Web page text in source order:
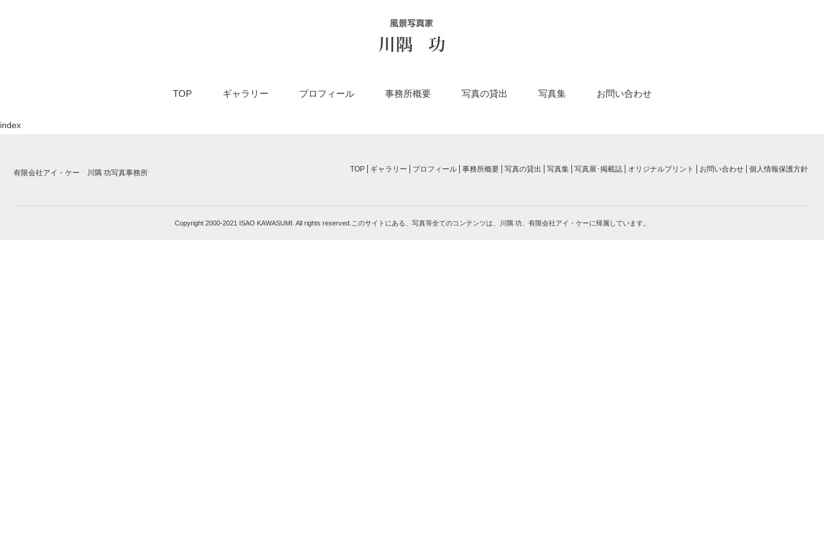
TOP ギャラリー プロフィール 事務所概要 写真の貸出 写真集 お問い合わせ
index
有限会社アイ・ケー 川隅 功写真事務所 TOP ギャラリー プロフィール 事務所概要 写真の貸出 写真集 写真展･掲載誌 オリジナルプリント お問い合わせ 個人情報保護方針
Copyright 2000-2021 ISAO KAWASUMI. All rights reserved.このサイトにある、写真等全てのコンテンツは、川隅 功、有限会社アイ・ケーに帰属しています。